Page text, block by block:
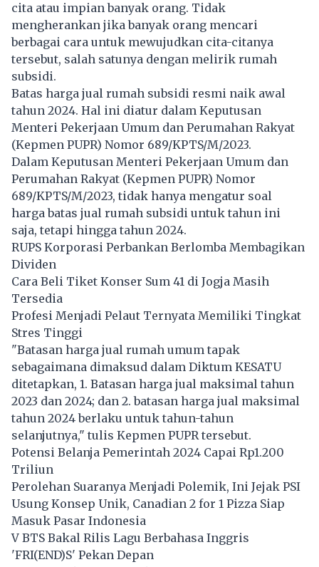
cita atau impian banyak orang. Tidak
mengherankan jika banyak orang mencari
berbagai cara untuk mewujudkan cita-citanya
tersebut, salah satunya dengan melirik rumah
subsidi.
Batas harga jual rumah subsidi resmi naik awal
tahun 2024. Hal ini diatur dalam Keputusan
Menteri Pekerjaan Umum dan Perumahan Rakyat
(Kepmen PUPR) Nomor 689/KPTS/M/2023.
Dalam Keputusan Menteri Pekerjaan Umum dan
Perumahan Rakyat (Kepmen PUPR) Nomor
689/KPTS/M/2023, tidak hanya mengatur soal
harga batas jual rumah subsidi untuk tahun ini
saja, tetapi hingga tahun 2024.
RUPS Korporasi Perbankan Berlomba Membagikan
Dividen
Cara Beli Tiket Konser Sum 41 di Jogja Masih
Tersedia
Profesi Menjadi Pelaut Ternyata Memiliki Tingkat
Stres Tinggi
"Batasan harga jual rumah umum tapak
sebagaimana dimaksud dalam Diktum KESATU
ditetapkan, 1. Batasan harga jual maksimal tahun
2023 dan 2024; dan 2. batasan harga jual maksimal
tahun 2024 berlaku untuk tahun-tahun
selanjutnya," tulis Kepmen PUPR tersebut.
Potensi Belanja Pemerintah 2024 Capai Rp1.200
Triliun
Perolehan Suaranya Menjadi Polemik, Ini Jejak PSI
Usung Konsep Unik, Canadian 2 for 1 Pizza Siap
Masuk Pasar Indonesia
V BTS Bakal Rilis Lagu Berbahasa Inggris
'FRI(END)S' Pekan Depan